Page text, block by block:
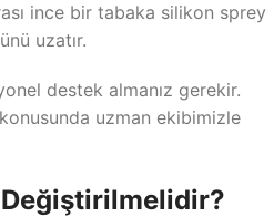
ince bir tabaka silikon sprey
uzatır.
destek almanız gerekir.
uzman ekibimizle